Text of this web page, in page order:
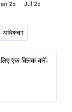
26 Jul 26
अधिकतम
एक क्लिक करें-